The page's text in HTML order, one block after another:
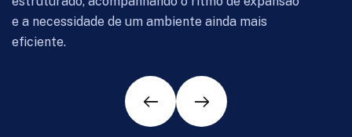
e a necessidade de um ambiente ainda mais
eficiente.